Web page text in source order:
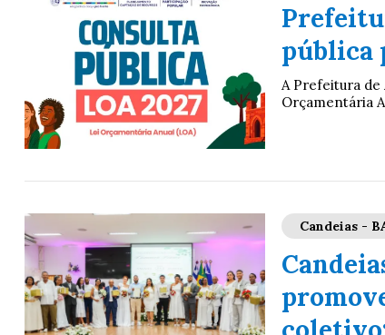
pública
A Prefeitura de
Orçamentária
Candeias -